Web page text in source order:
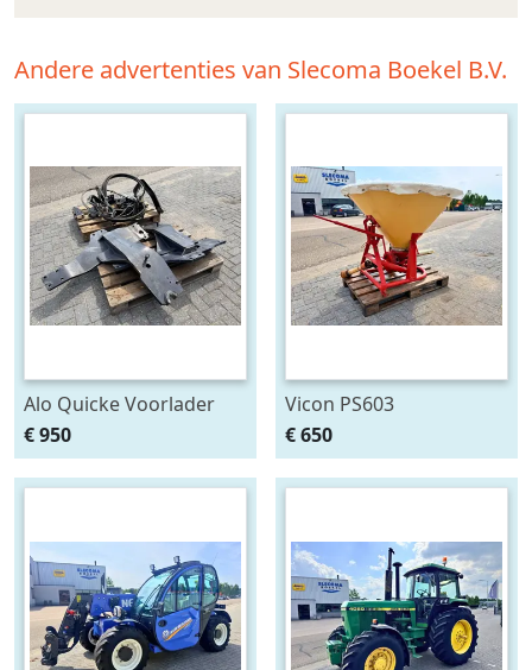
Andere advertenties van Slecoma Boekel B.V.
Alo Quicke Voorlader
aanbouwdelen T6000
Delta
€ 950
Vicon PS603
Pendelstrooier
€ 650